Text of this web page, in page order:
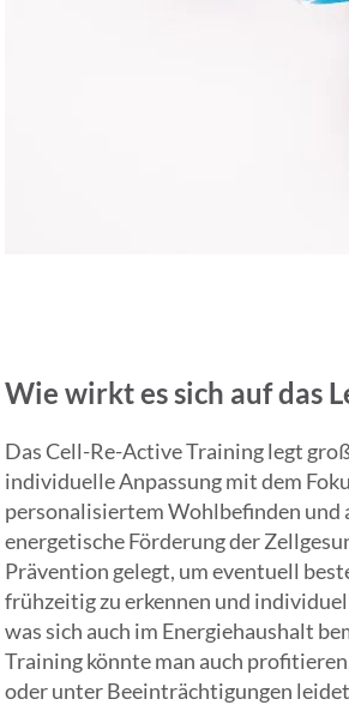
Wie wirkt es sich auf das
Das Cell-Re-Active Training legt
individuelle Anpassung mit dem
personalisiertem Wohlbefinden und
energetische Förderung der
Prävention gelegt, um eventuell
frühzeitig zu erkennen und
was sich auch im Energiehaushalt
Training könnte man auch
oder unter Beeinträchtigungen